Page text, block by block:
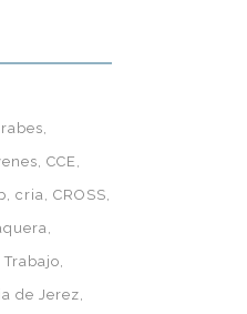
CCE
cria CROSS
de Jerez